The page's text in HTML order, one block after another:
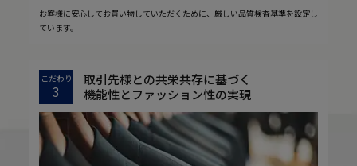
お客様に安心してお買い物していただくために、厳しい品質検査基準を設定し
ています。
こだわり
3
取引先様との共栄共存に基づく
機能性とファッション性の実現